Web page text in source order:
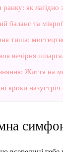
ранку: як лагідно
баланс та
тиша:
вечірня
Життя на
кроки